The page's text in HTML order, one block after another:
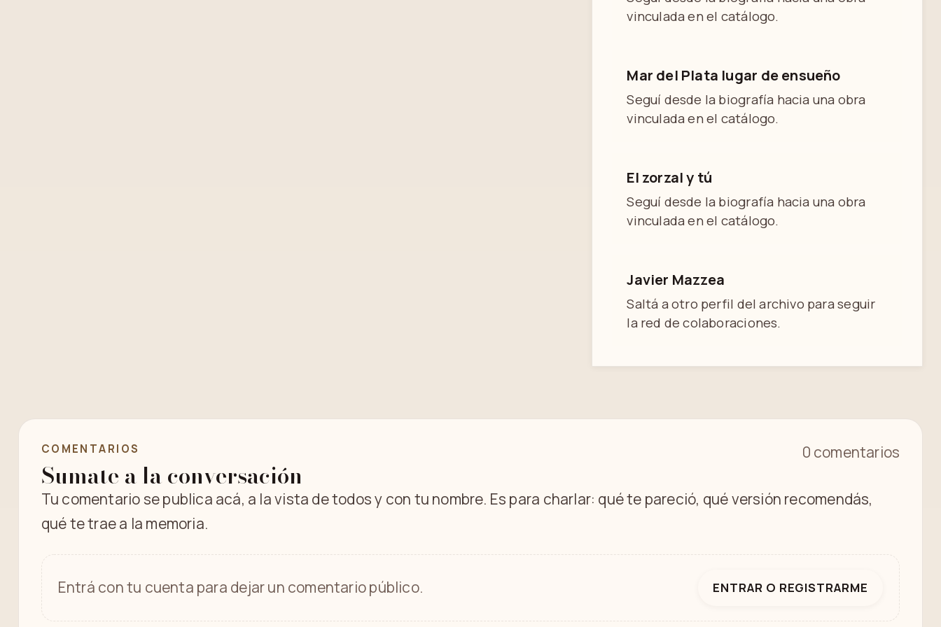
vinculada en el catálogo.
Mar del Plata lugar de ensueño
Seguí desde la biografía hacia una obra
vinculada en el catálogo.
El zorzal y tú
Seguí desde la biografía hacia una obra
vinculada en el catálogo.
Javier Mazzea
Saltá a otro perfil del archivo para seguir
la red de colaboraciones.
COMENTARIOS
Sumate a la conversación
0 comentarios
Tu comentario se publica acá, a la vista de todos y con tu nombre. Es para charlar: qué te pareció, qué versión recomendás,
qué te trae a la memoria.
Entrá con tu cuenta para dejar un comentario público. ENTRAR O REGISTRARME